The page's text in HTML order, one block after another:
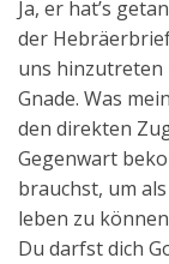
Ja, er hat’s
der
uns hinzutreten
Gnade. Was
den direkten
Gegenwart
brauchst, um
leben zu
Du darfst dich